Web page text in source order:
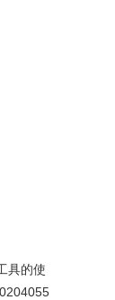
具的使